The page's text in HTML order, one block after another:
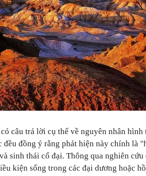
câu trả lời cụ thể về nguyên nhân
đều đồng ý rằng phát hiện này chính là
sinh thái cổ đại. Thông qua nghiên
kiện sống trong các đại dương hoặc